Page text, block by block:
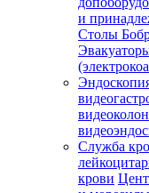
и
Столы
Служба
крови